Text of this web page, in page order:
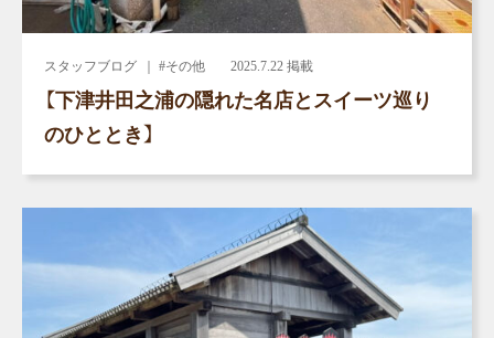
スタッフブログ ｜ #その他 2025.7.22 掲載
【下津井田之浦の隠れた名店とスイーツ巡り
のひととき】